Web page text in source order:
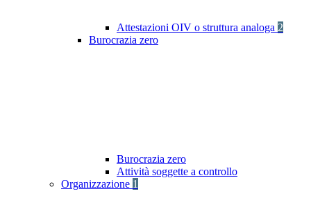
Attestazioni OIV o struttura analoga 2
Burocrazia zero
Burocrazia zero
Attività soggette a controllo
Organizzazione 1